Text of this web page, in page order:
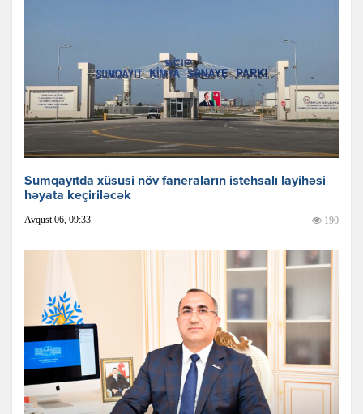
Sumqayıtda xüsusi növ faneraların istehsalı layihəsi
həyata keçiriləcək
Avqust 06, 09:33 190